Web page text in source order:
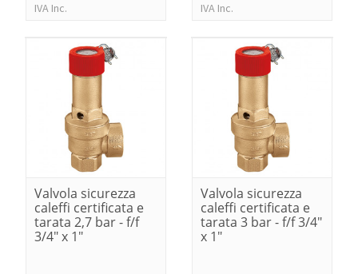
IVA Inc. IVA Inc.
Valvola sicurezza
caleffi certificata e
tarata 2,7 bar - f/f
3/4" x 1"
Valvola sicurezza
caleffi certificata e
tarata 3 bar - f/f 3/4"
x 1"